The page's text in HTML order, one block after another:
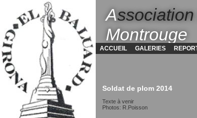
Association
Montrouge
ACCUEIL GALERIES
Soldat de plom 2014
Texte à venir
Photos: R.Poisson